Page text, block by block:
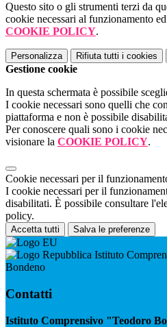
Questo sito o gli strumenti terzi da
cookie necessari al funzionamento
COOKIE POLICY.
Personalizza Rifiuta tutti i cookies
Gestione cookie
In questa schermata è possibile
I cookie necessari sono quelli che
piattaforma e non è possibile
Per conoscere quali sono i cookie
visionare la COOKIE POLICY.
Cookie necessari per il
I cookie necessari per il
disabilitati. È possibile consultare
policy.
Accetta tutti Salva le preferenze
Istituto
Bondeno
Contatti
Istituto Comprensivo "Teodoro